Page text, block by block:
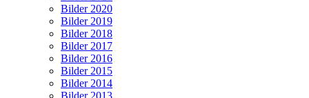
Bilder 2020
Bilder 2019
Bilder 2018
Bilder 2017
Bilder 2016
Bilder 2015
Bilder 2014
Bilder 2013